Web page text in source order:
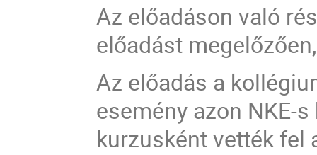
Az előadáson való
előadást
Az előadás a
esemény azon NKE-
kurzusként vették fel